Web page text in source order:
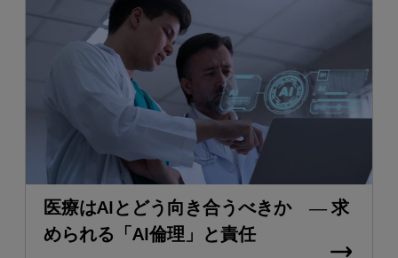
医療はAIとどう向き合うべきか ― 求
められる「AI倫理」と責任